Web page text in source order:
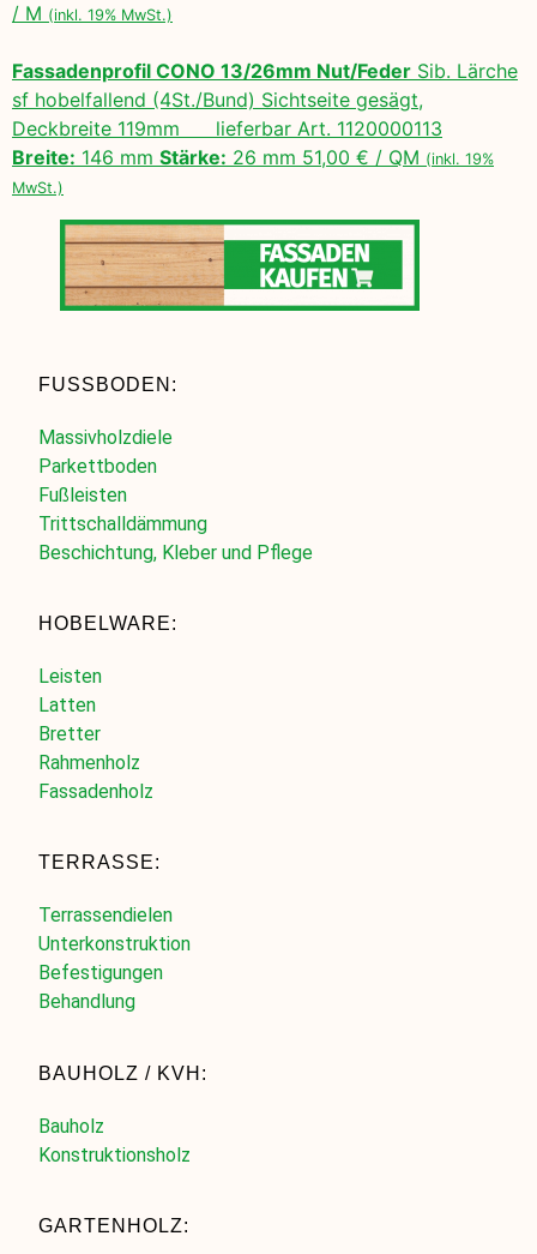
/ M (inkl. 19% MwSt.)
Fassadenprofil CONO 13/26mm Nut/Feder Sib. Lärche
sf hobelfallend (4St./Bund) Sichtseite gesägt,
Deckbreite 119mm lieferbar Art. 1120000113
Breite: 146 mm Stärke: 26 mm 51,00 € / QM (inkl. 19%
MwSt.)
FUSSBODEN:
Massivholzdiele
Parkettboden
Fußleisten
Trittschalldämmung
Beschichtung, Kleber und Pflege
HOBELWARE:
Leisten
Latten
Bretter
Rahmenholz
Fassadenholz
TERRASSE:
Terrassendielen
Unterkonstruktion
Befestigungen
Behandlung
BAUHOLZ / KVH:
Bauholz
Konstruktionsholz
GARTENHOLZ: